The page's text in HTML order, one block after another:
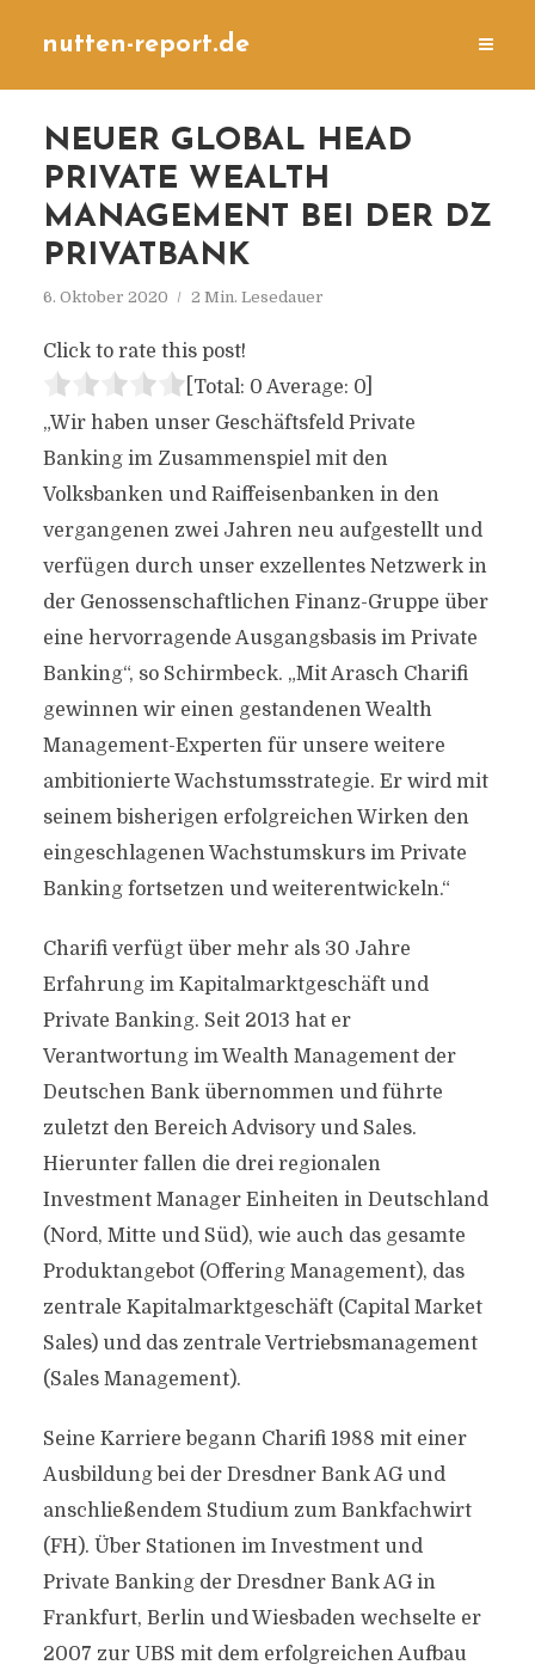
nutten-report.de
NEUER GLOBAL HEAD
PRIVATE WEALTH
MANAGEMENT BEI DER DZ
PRIVATBANK
6. Oktober 2020 2 Min. Lesedauer
Click to rate this post!
[Total: 0 Average: 0]
„Wir haben unser Geschäftsfeld Private
Banking im Zusammenspiel mit den
Volksbanken und Raiffeisenbanken in den
vergangenen zwei Jahren neu aufgestellt und
verfügen durch unser exzellentes Netzwerk in
der Genossenschaftlichen Finanz-Gruppe über
eine hervorragende Ausgangsbasis im Private
Banking“, so Schirmbeck. „Mit Arasch Charifi
gewinnen wir einen gestandenen Wealth
Management-Experten für unsere weitere
ambitionierte Wachstumsstrategie. Er wird mit
seinem bisherigen erfolgreichen Wirken den
eingeschlagenen Wachstumskurs im Private
Banking fortsetzen und weiterentwickeln.“
Charifi verfügt über mehr als 30 Jahre
Erfahrung im Kapitalmarktgeschäft und
Private Banking. Seit 2013 hat er
Verantwortung im Wealth Management der
Deutschen Bank übernommen und führte
zuletzt den Bereich Advisory und Sales.
Hierunter fallen die drei regionalen
Investment Manager Einheiten in Deutschland
(Nord, Mitte und Süd), wie auch das gesamte
Produktangebot (Offering Management), das
zentrale Kapitalmarktgeschäft (Capital Market
Sales) und das zentrale Vertriebsmanagement
(Sales Management).
Seine Karriere begann Charifi 1988 mit einer
Ausbildung bei der Dresdner Bank AG und
anschließendem Studium zum Bankfachwirt
(FH). Über Stationen im Investment und
Private Banking der Dresdner Bank AG in
Frankfurt, Berlin und Wiesbaden wechselte er
2007 zur UBS mit dem erfolgreichen Aufbau